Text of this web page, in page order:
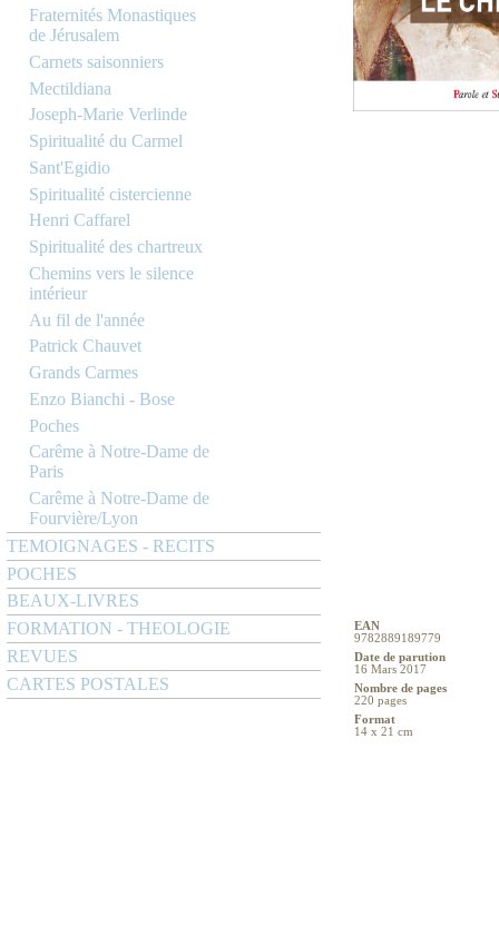
Fraternités Monastiques
de Jérusalem
Carnets saisonniers
Mectildiana
Joseph-Marie Verlinde
Spiritualité du Carmel
Sant'Egidio
Spiritualité cistercienne
Henri Caffarel
Spiritualité des chartreux
Chemins vers le silence
intérieur
Au fil de l'année
Patrick Chauvet
Grands Carmes
Enzo Bianchi - Bose
Poches
Carême à Notre-Dame de
Paris
Carême à Notre-Dame de
Fourvière/Lyon
TEMOIGNAGES - RECITS
POCHES
BEAUX-LIVRES
FORMATION - THEOLOGIE
REVUES
CARTES POSTALES
EAN
9782889189779
Date de parution
16 Mars 2017
Nombre de pages
220 pages
Format
14 x 21 cm